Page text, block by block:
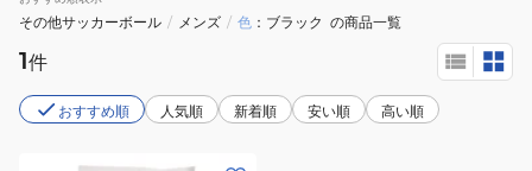
その他サッカーボール / メンズ / 色 ブラック の商品一覧
1件
おすすめ順 人気順 新着順 安い順 高い順